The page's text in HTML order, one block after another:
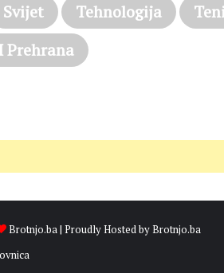
Svijet Tehnologija
Prehrana
Brotnjo.ba| Proudly Hosted byBrotnjo.ba